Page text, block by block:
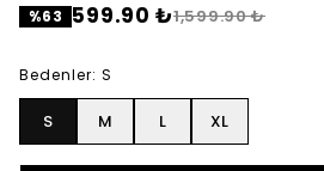
%63 599.90 ₺1,599.90 ₺
Bedenler: S
S M L XL